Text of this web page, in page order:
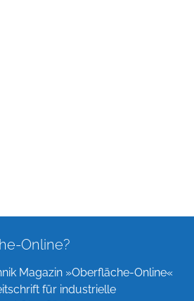
Online?
Magazin »Oberfläche-Online«
für industrielle